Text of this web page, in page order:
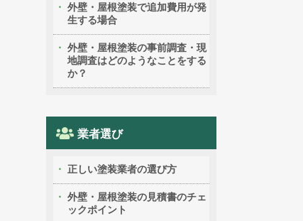
外壁・屋根塗装で追加費用が発
生する場合
外壁・屋根塗装の事前調査・現
地調査はどのようなことをする
か？
業者選び
正しい塗装業者の選び方
外壁・屋根塗装の見積書のチェ
ックポイント